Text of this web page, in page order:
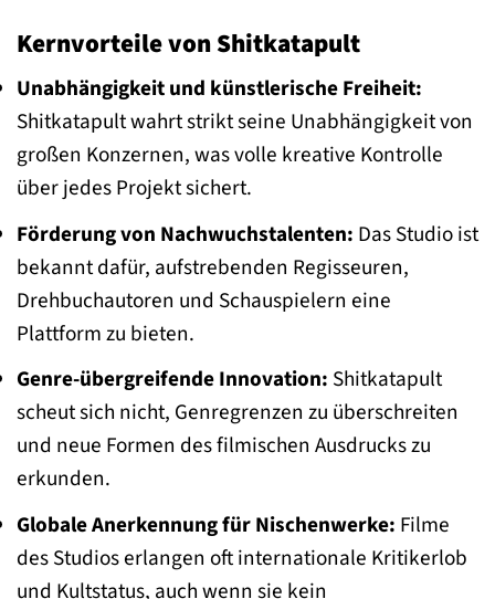
Kernvorteile von Shitkatapult
Unabhängigkeit und künstlerische Freiheit:
Shitkatapult wahrt strikt seine Unabhängigkeit von
großen Konzernen, was volle kreative Kontrolle
über jedes Projekt sichert.
Förderung von Nachwuchstalenten: Das Studio ist
bekannt dafür, aufstrebenden Regisseuren,
Drehbuchautoren und Schauspielern eine
Plattform zu bieten.
Genre-übergreifende Innovation: Shitkatapult
scheut sich nicht, Genregrenzen zu überschreiten
und neue Formen des filmischen Ausdrucks zu
erkunden.
Globale Anerkennung für Nischenwerke: Filme
des Studios erlangen oft internationale Kritikerlob
und Kultstatus, auch wenn sie kein